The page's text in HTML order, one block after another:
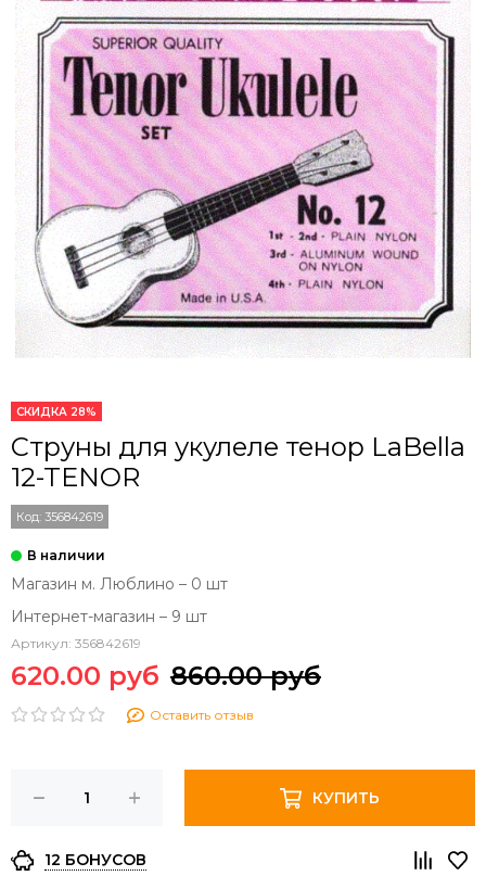
СКИДКА 28%
Струны для укулеле тенор LaBella
12-TENOR
Код: 356842619
Магазин м. Люблино – 0 шт
Интернет-магазин – 9 шт
Артикул: 356842619
620.00 руб 860.00 руб
Оставить отзыв
КУПИТЬ
12 БОНУСОВ